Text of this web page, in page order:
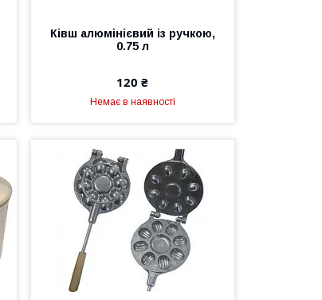
Ківш алюмінієвий із ручкою,
0.75 л
120 ₴
Немає в наявності